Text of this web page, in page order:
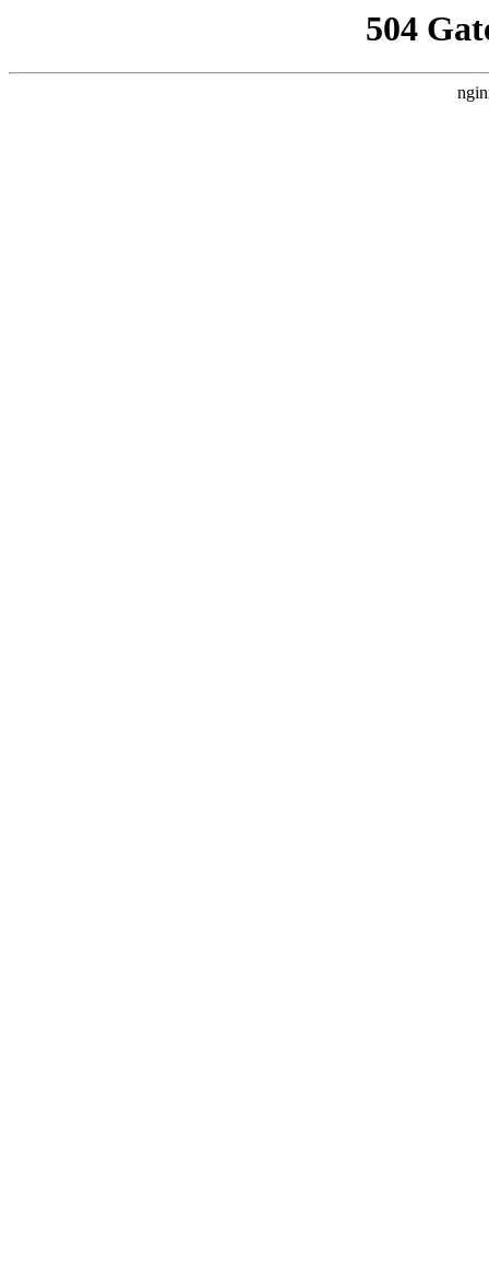
504